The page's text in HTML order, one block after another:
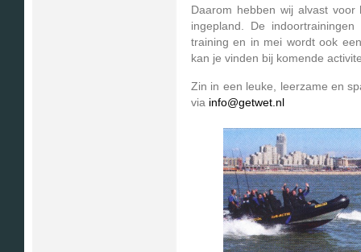
Daarom hebben wij alvast
ingepland. De
training en in mei wordt ook
kan je vinden bij komende
Zin in een leuke, leerzame en
via info@getwet.nl